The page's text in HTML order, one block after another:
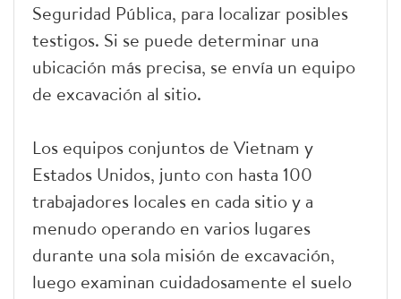
Seguridad Pública, para localizar posibles
testigos. Si se puede determinar una
ubicación más precisa, se envía un equipo
de excavación al sitio.
Los equipos conjuntos de Vietnam y
Estados Unidos, junto con hasta 100
trabajadores locales en cada sitio y a
menudo operando en varios lugares
durante una sola misión de excavación,
luego examinan cuidadosamente el suelo